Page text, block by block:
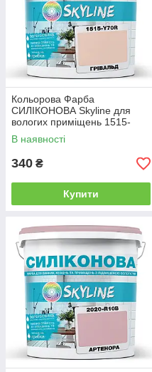
Кольорова Фарба
СИЛІКОНОВА Skyline для
вологих приміщень 1515-
Y70R Грівальд 1л
В наявності
340 ₴
Купити